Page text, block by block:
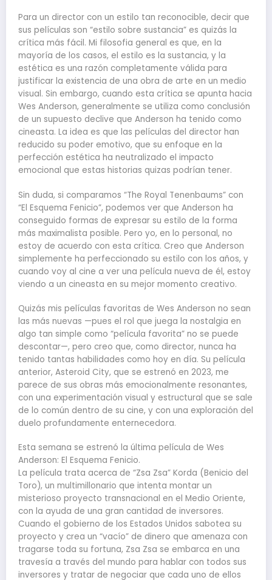
Para un director con un estilo tan reconocible, decir que
sus películas son “estilo sobre sustancia” es quizás la
crítica más fácil. Mi filosofia general es que, en la
mayoría de los casos, el estilo es la sustancia, y la
estética es una razón completamente válida para
justificar la existencia de una obra de arte en un medio
visual. Sin embargo, cuando esta crítica se apunta hacia
Wes Anderson, generalmente se utiliza como conclusión
de un supuesto declive que Anderson ha tenido como
cineasta. La idea es que las películas del director han
reducido su poder emotivo, que su enfoque en la
perfección estética ha neutralizado el impacto
emocional que estas historias quizas podrían tener.
Sin duda, si comparamos “The Royal Tenenbaums” con
“El Esquema Fenicio”, podemos ver que Anderson ha
conseguido formas de expresar su estilo de la forma
más maximalista posible. Pero yo, en lo personal, no
estoy de acuerdo con esta crítica. Creo que Anderson
simplemente ha perfeccionado su estilo con los años, y
cuando voy al cine a ver una película nueva de él, estoy
viendo a un cineasta en su mejor momento creativo.
Quizás mis películas favoritas de Wes Anderson no sean
las más nuevas —pues el rol que juega la nostalgia en
algo tan simple como “película favorita” no se puede
descontar—, pero creo que, como director, nunca ha
tenido tantas habilidades como hoy en día. Su película
anterior, Asteroid City, que se estrenó en 2023, me
parece de sus obras más emocionalmente resonantes,
con una experimentación visual y estructural que se sale
de lo común dentro de su cine, y con una exploración del
duelo profundamente enternecedora.
Esta semana se estrenó la última película de Wes
Anderson: El Esquema Fenicio.
La película trata acerca de “Zsa Zsa” Korda (Benicio del
Toro), un multimillonario que intenta montar un
misterioso proyecto transnacional en el Medio Oriente,
con la ayuda de una gran cantidad de inversores.
Cuando el gobierno de los Estados Unidos sabotea su
proyecto y crea un “vacío” de dinero que amenaza con
tragarse toda su fortuna, Zsa Zsa se embarca en una
travesía a través del mundo para hablar con todos sus
inversores y tratar de negociar que cada uno de ellos